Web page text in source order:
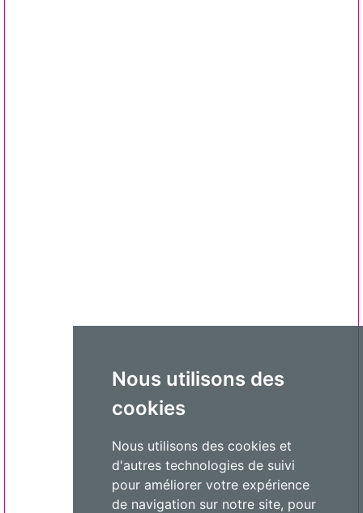
Nous utilisons des
cookies
Nous utilisons des cookies et
d'autres technologies de suivi
pour améliorer votre expérience
de navigation sur notre site, pour